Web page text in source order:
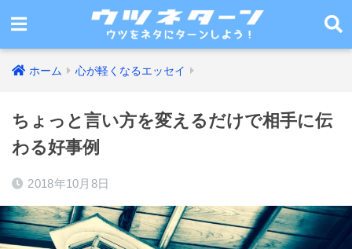
ホーム 心が軽くなるエッセイ
ちょっと言い方を変えるだけで相手に伝
わる好事例
2018年10月8日